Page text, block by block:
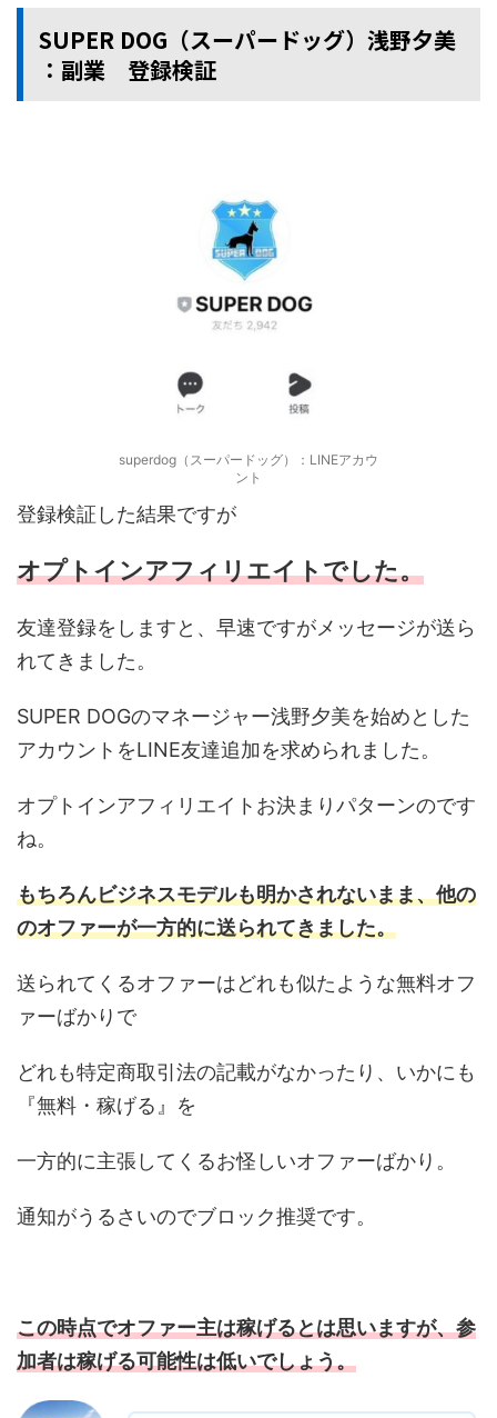
SUPER DOG（スーパードッグ）浅野夕美
：副業 登録検証
superdog（スーパードッグ）：LINEアカウ
ント
登録検証した結果ですが
オプトインアフィリエイトでした。
友達登録をしますと、早速ですがメッセージが送ら
れてきました。
SUPER DOGのマネージャー浅野夕美を始めとした
アカウントをLINE友達追加を求められました。
オプトインアフィリエイトお決まりパターンのです
ね。
もちろんビジネスモデルも明かされないまま、他の
のオファーが一方的に送られてきました。
送られてくるオファーはどれも似たような無料オフ
ァーばかりで
どれも特定商取引法の記載がなかったり、いかにも
『無料・稼げる』を
一方的に主張してくるお怪しいオファーばかり。
通知がうるさいのでブロック推奨です。
この時点でオファー主は稼げるとは思いますが、参
加者は稼げる可能性は低いでしょう。